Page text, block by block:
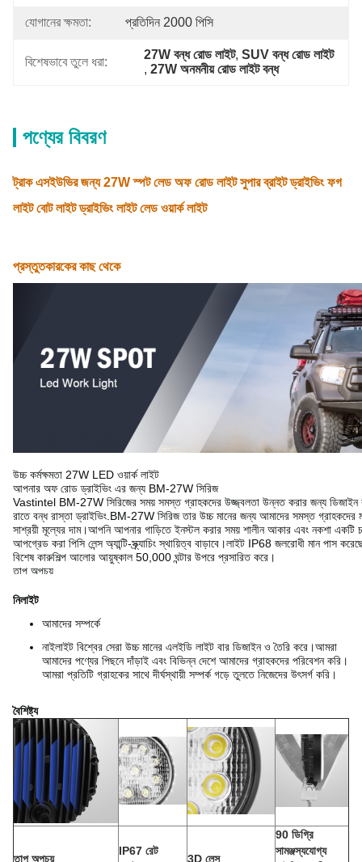
যোগানের ক্ষমতা: প্রতিদিন 2000 পিসি
বিশেষভাবে তুলে ধরা:
27W বন্ধ রোড লাইট, SUV বন্ধ রোড লাইট
, 27W অনমনীয় রোড লাইট বন্ধ
পণ্যের বিবরণ
ট্রাক এসইউভির জন্য 27W স্পট লেড অফ রোড লাইট সুপার ব্রাইট ড্রাইভিং ফগ
লাইট বোট লাইট ড্রাইভিং লাইট লেড ওয়ার্ক লাইট
প্রস্তুতকারকের কাছ থেকে
উচ্চ কর্মক্ষমতা 27W LED ওয়ার্ক লাইট
আপনার অফ রোড ড্রাইভিং এর জন্য BM-27W সিরিজ
Vastintel BM-27W সিরিজের সময় সমস্ত গ্রাহকদের উজ্জ্বলতা উন্নত করার জন্য ডিজাইন
রাতে বন্ধ রাস্তা ড্রাইভিং.BM-27W সিরিজ তার উচ্চ মানের জন্য আমাদের সমস্ত গ্রাহকদের
সাশ্রয়ী মূল্যের দাম।আপনি আপনার গাড়িতে ইনস্টল করার সময় শালীন আকার এবং নকশা একটি
আপগ্রেড করা পিসি লেন্স অ্যান্টি-স্ক্র্যাচিং স্থায়িত্ব বাড়াবে।লাইট IP68 জলরোধী মান পাস
বিশেষ কারুশিল্প আলোর আয়ুষ্কাল 50,000 ঘন্টার উপরে প্রসারিত করে।
তাপ অপচয়
নিলাইট
আমাদের সম্পর্কে
নাইলাইট বিশ্বের সেরা উচ্চ মানের এলইডি লাইট বার ডিজাইন ও তৈরি করে।আমরা
আমাদের পণ্যের পিছনে দাঁড়াই এবং বিভিন্ন দেশে আমাদের গ্রাহকদের পরিবেশন করি।
আমরা প্রতিটি গ্রাহকের সাথে দীর্ঘস্থায়ী সম্পর্ক গড়ে তুলতে নিজেদের উৎসর্গ করি।
বৈশিষ্ট্য
তাপ অপচয়
IP67 রেট
3D লেন্স
90 ডিগ্রি
সামঞ্জস্যযোগ্য